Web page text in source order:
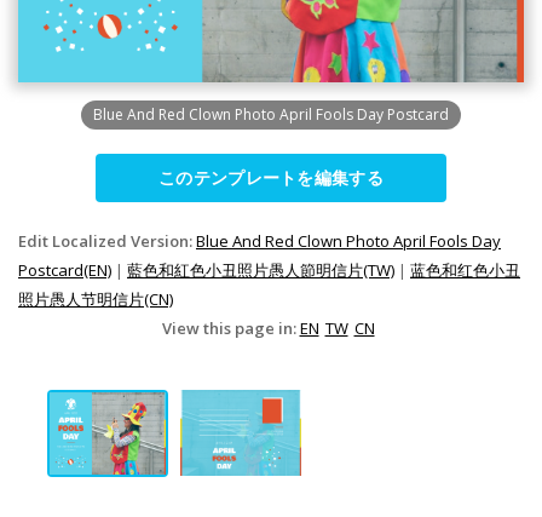
Blue And Red Clown Photo April Fools Day Postcard
このテンプレートを編集する
Edit Localized Version:Blue And Red Clown Photo April Fools Day
Postcard(EN) | 藍色和紅色小丑照片愚人節明信片(TW) | 蓝色和红色小丑
照片愚人节明信片(CN)
View this page in:EN TW CN